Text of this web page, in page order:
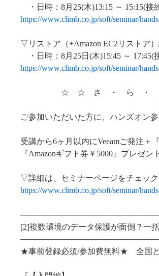
・日時：8月25(木)13:15 ～ 15:15(接
https://www.climb.co.jp/soft/seminar/
▽リストア（+Amazon EC2リストア
・日時：8月25日(木)15:45 ～ 17:45(
https://www.climb.co.jp/soft/seminar/
☆ ☆ さ ・ ら ・
ご参加いただいた方に、ハンズオン
受講から6ヶ月以内にVeeamご発注＋
『Amazonギフト券￥5000』プレゼン
▽詳細は、セミナーページをチェック
https://www.climb.co.jp/soft/seminar/
[2]複数環境のデータ保護が面倒？一
★事前登録必須/参加費無料★ 全国